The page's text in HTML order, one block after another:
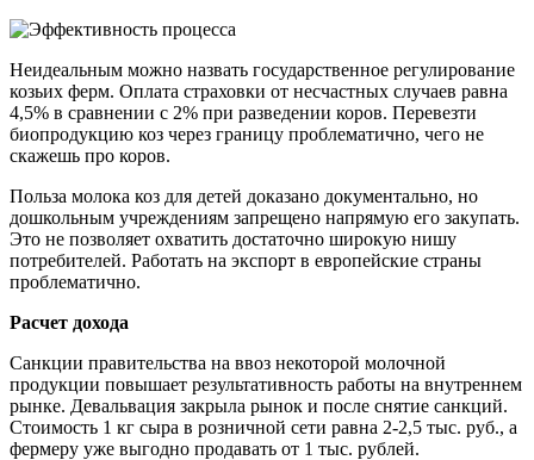
Неидеальным можно назвать государственное регулирование
козьих ферм. Оплата страховки от несчастных случаев равна
4,5% в сравнении с 2% при разведении коров. Перевезти
биопродукцию коз через границу проблематично, чего не
скажешь про коров.
Польза молока коз для детей доказано документально, но
дошкольным учреждениям запрещено напрямую его закупать.
Это не позволяет охватить достаточно широкую нишу
потребителей. Работать на экспорт в европейские страны
проблематично.
Расчет дохода
Санкции правительства на ввоз некоторой молочной
продукции повышает результативность работы на внутреннем
рынке. Девальвация закрыла рынок и после снятие санкций.
Стоимость 1 кг сыра в розничной сети равна 2-2,5 тыс. руб., а
фермеру уже выгодно продавать от 1 тыс. рублей.